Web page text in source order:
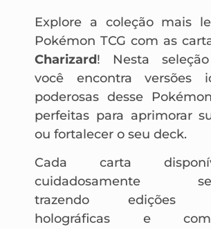
Explore a coleção mais
Pokémon TCG com as
Charizard! Nesta
você encontra versões
poderosas desse
perfeitas para aprimorar
ou fortalecer o seu deck.
Cada carta
cuidadosamente
trazendo edições
holográficas e